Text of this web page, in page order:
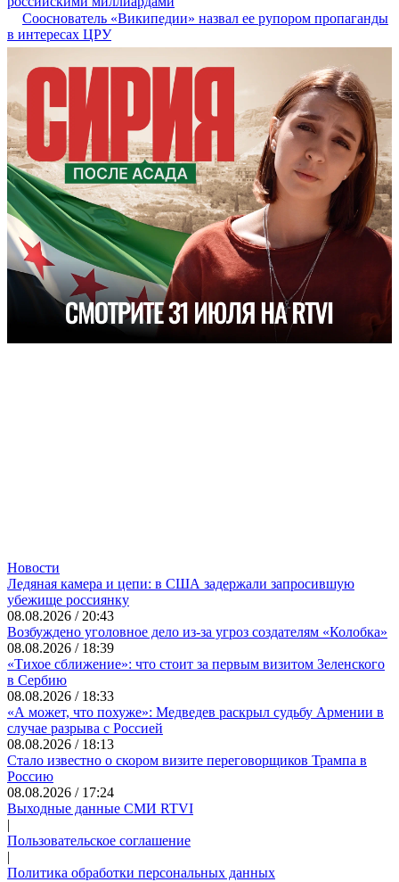
Сооснователь «Википедии» назвал ее рупором пропаганды
в интересах ЦРУ
Новости
Ледяная камера и цепи: в США задержали запросившую
убежище россиянку
08.08.2026 / 20:43
Возбуждено уголовное дело из-за угроз создателям «Колобка»
08.08.2026 / 18:39
«Тихое сближение»: что стоит за первым визитом Зеленского
в Сербию
08.08.2026 / 18:33
«А может, что похуже»: Медведев раскрыл судьбу Армении в
случае разрыва с Россией
08.08.2026 / 18:13
Стало известно о скором визите переговорщиков Трампа в
Россию
08.08.2026 / 17:24
Выходные данные СМИ RTVI
|
Пользовательское соглашение
|
Политика обработки персональных данных